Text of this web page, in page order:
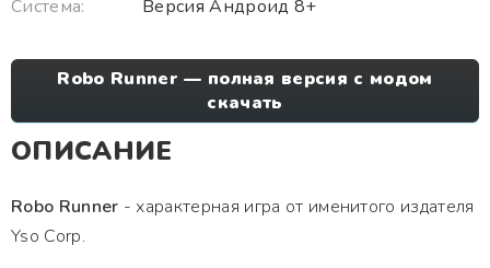
Система:
Версия Андроид 8+
Robo Runner — полная версия с модом
скачать
ОПИСАНИЕ
Robo Runner - характерная игра от именитого издателя
Yso Corp.